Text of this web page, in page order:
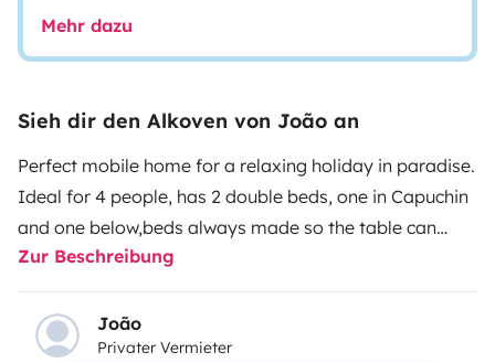
Mehr dazu
Sieh dir den Alkoven von João an
Perfect mobile home for a relaxing holiday in paradise.
Ideal for 4 people, has 2 double beds, one in Capuchin
and one below,beds always made so the table can
always be set for any need.
com chuveiro separado, com extractor de fumo para
cozinhar e aquecimento geral.
stay wherever you want, close to nature or the city;)
Zur Beschreibung
João
Privater Vermieter